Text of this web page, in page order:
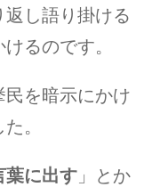
し語り掛ける
るのです。
を暗示にかけ
。
葉に出す 」とか